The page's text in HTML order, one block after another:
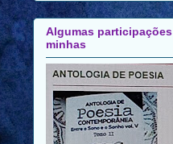
Algumas participações
minhas